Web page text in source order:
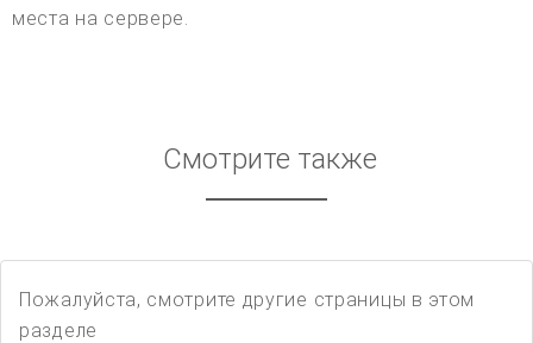
места на сервере.
Смотрите также
Пожалуйста, смотрите другие страницы в этом
разделе